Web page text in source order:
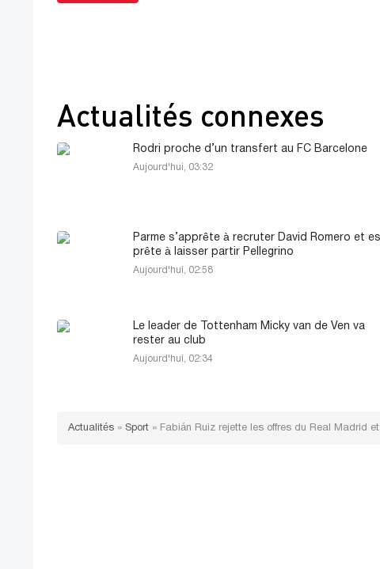
Actualités connexes
Rodri proche d’un transfert au FC Barcelone
Aujourd'hui, 03:32
Parme s’apprête à recruter David Romero et
prête à laisser partir Pellegrino
Aujourd'hui, 02:58
Le leader de Tottenham Micky van de Ven va
rester au club
Aujourd'hui, 02:34
Actualités » Sport » Fabián Ruiz rejette les offres du Real Madrid